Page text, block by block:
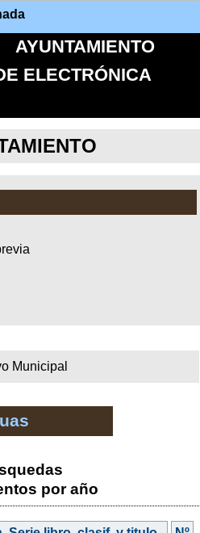
AYUNTAMIENTO
ELECTRÓNICA
Municipal
por año